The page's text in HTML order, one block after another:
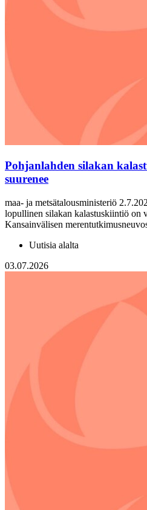
Pohjanlahden silakan
suurenee
maa- ja metsätalousministeriö
lopullinen silakan kalastuskiintiö on
Kansainvälisen
Uutisia alalta
03.07.2026